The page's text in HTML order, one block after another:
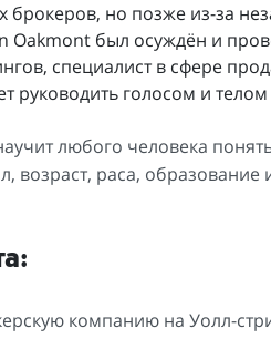
но позже из-за
был осуждён и
специалист в сфере
руководить голосом и
любого человека
возраст, раса, образование
компанию на Уолл-